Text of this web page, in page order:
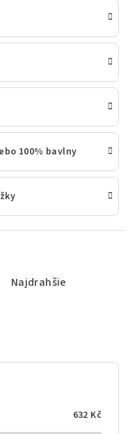
100% bavlny
Najdrahšie
632 Kč